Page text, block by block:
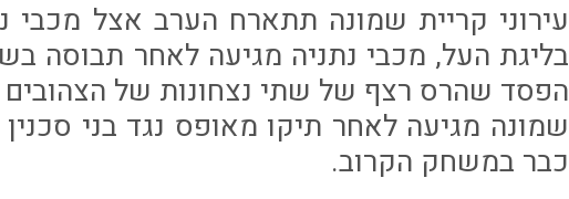
בליגת העל, מכבי נתניה מגיעה לאחר תבוסה
הפסד שהרס רצף של שתי נצחונות של הצהובים
שמונה מגיעה לאחר תיקו מאופס נגד בני
כבר במשחק הקרוב.